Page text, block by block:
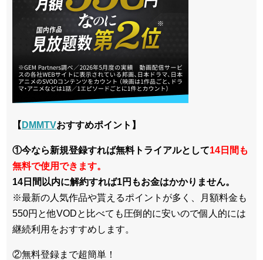
【 DMMTVおすすめポイント】
①今なら新規登録すれば無料トライアルとして14日間も
無料で使用できます。
14日間以内に解約すれば1円もお金はかかりません。
※最新の人気作品や貰えるポイントが多く、月額料金も
550円と他VODと比べても圧倒的に安いので個人的には
継続利用をおすすめします。
②無料登録まで超簡単！